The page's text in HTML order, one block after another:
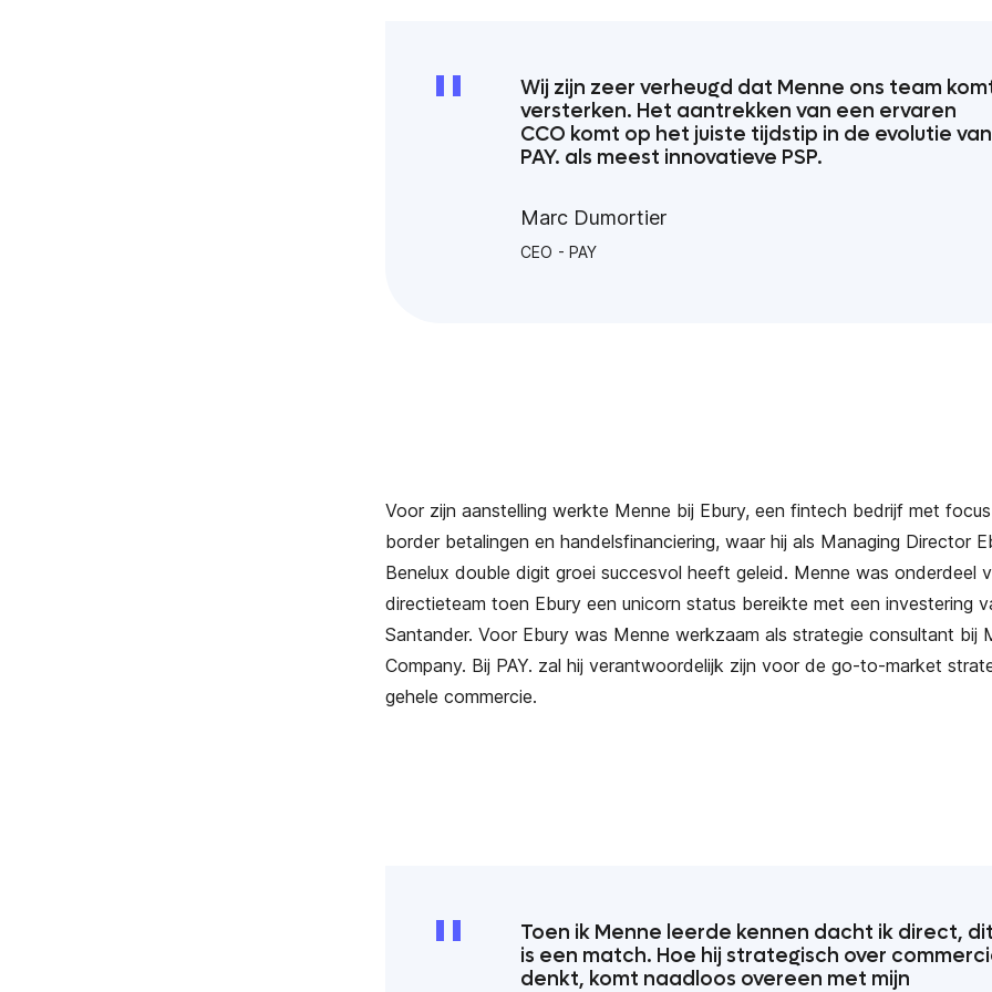
Wij zijn zeer verheugd dat Menne ons team
versterken. Het aantrekken van een ervaren
CCO komt op het juiste tijdstip in de evolutie van
PAY. als meest innovatieve PSP.
Marc Dumortier
CEO PAY
Voor zijn aanstelling werkte Menne bij Ebury, een fintech bedrijf met
border betalingen en handelsfinanciering, waar hij als Managing Director
Benelux double digit groei succesvol heeft geleid. Menne was onderdeel
directieteam toen Ebury een unicorn status bereikte met een investering
Santander. Voor Ebury was Menne werkzaam als strategie consultant bij
Company. Bij PAY. zal hij verantwoordelijk zijn voor de go-to-market
gehele commercie.
Toen ik Menne leerde kennen dacht ik direct,
is een match. Hoe hij strategisch over
denkt, komt naadloos overeen met mijn